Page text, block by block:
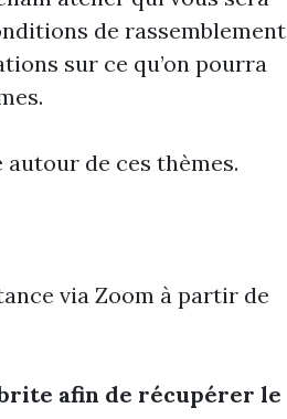
de rassemblement
sur ce qu’on pourra
de ces thèmes.
via Zoom à partir de
afin de récupérer le